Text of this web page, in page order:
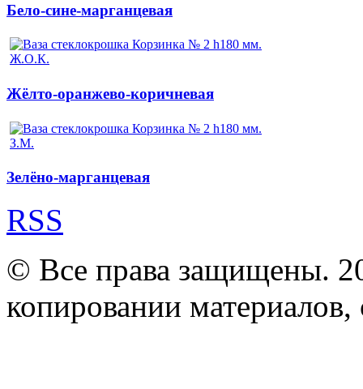
Бело-сине-марганцевая
Жёлто-оранжево-коричневая
Зелёно-марганцевая
RSS
© Все права защищены.
копировании материалов,